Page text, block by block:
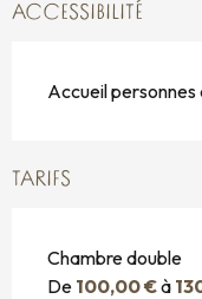
ACCESSIBILITÉ
Accueil
TARIFS
Chambre double
De 100,00 €à